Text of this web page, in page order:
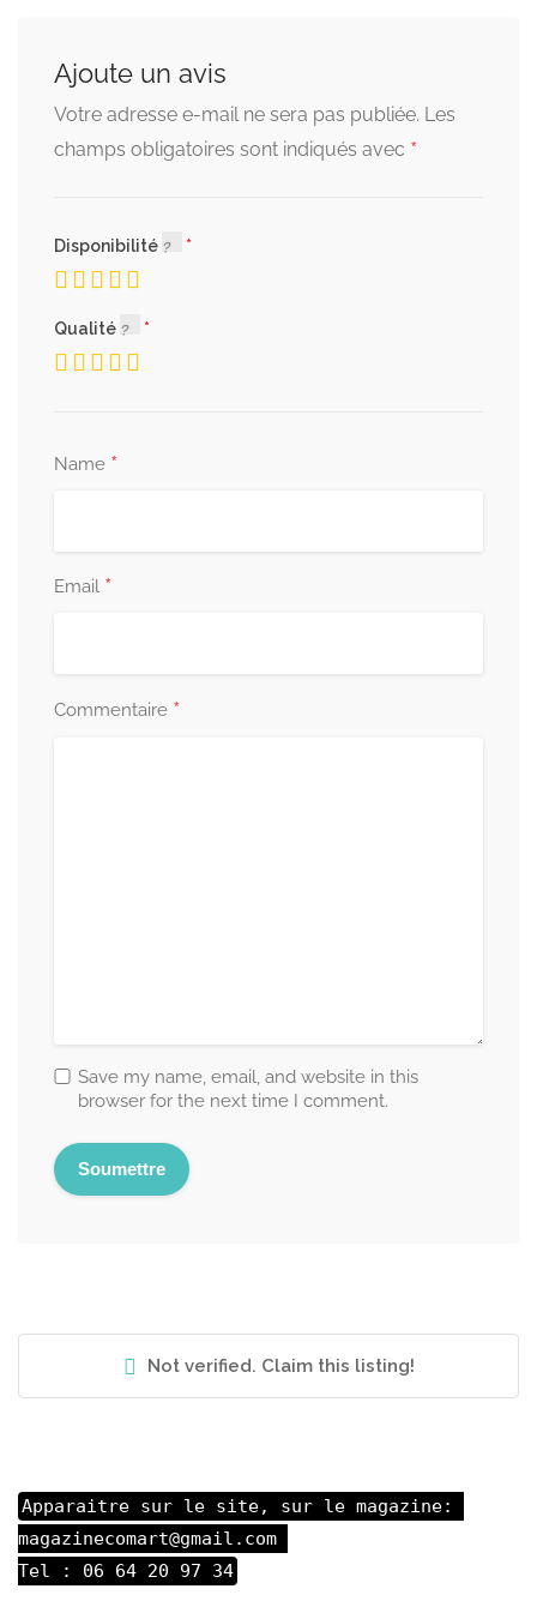
Ajoute un avis
Votre adresse e-mail ne sera pas publiée. Les
champs obligatoires sont indiqués avec *
Disponibilité
Qualité
Name *
Email *
Commentaire *
Save my name, email, and website in this
browser for the next time I comment.
Not verified. Claim this listing!
Apparaitre sur le site, sur le magazine:
magazinecomart@gmail.com
Tel : 06 64 20 97 34